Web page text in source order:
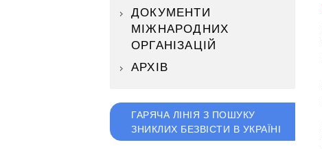
ДОКУМЕНТИ
МІЖНАРОДНИХ
ОРГАНІЗАЦІЙ
АРХІВ
ГАРЯЧА ЛІНІЯ З ПОШУКУ
ЗНИКЛИХ БЕЗВІСТИ В УКРАЇНІ